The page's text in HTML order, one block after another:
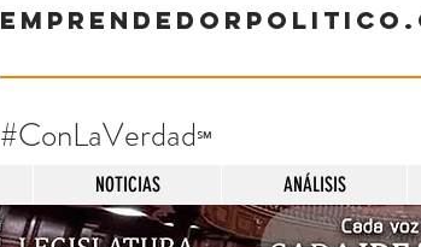
#ConLaVerdad℠
NOTICIAS ANÁLISIS